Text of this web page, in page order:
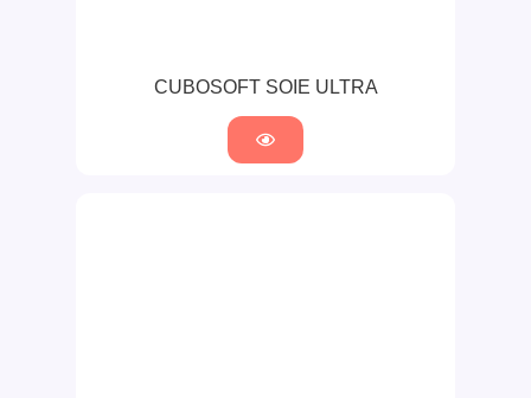
CUBOSOFT SOIE ULTRA